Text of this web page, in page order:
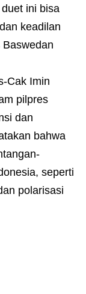
ini bisa
keadilan
Cak Imin
pilpres
dan
bahwa
seperti
polarisasi